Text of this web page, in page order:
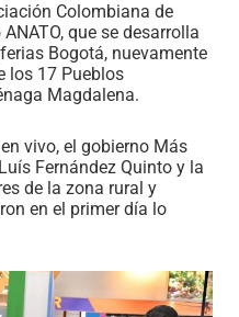
Colombiana de
que se desarrolla
Bogotá, nuevamente
los 17 Pueblos
Magdalena.
vivo, el gobierno Más
Fernández Quinto y la
de la zona rural y
en el primer día lo